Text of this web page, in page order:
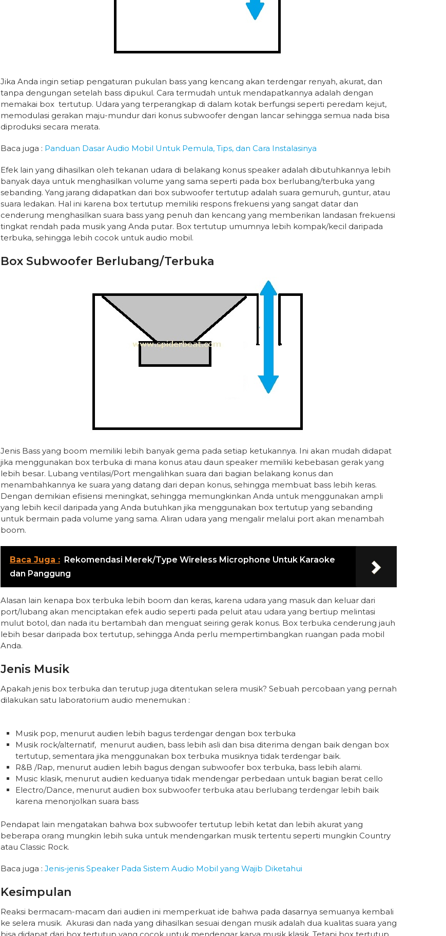
Jika Anda ingin setiap pengaturan pukulan bass yang kencang akan terdengar renyah, akurat, dan
tanpa dengungan setelah bass dipukul. Cara termudah untuk mendapatkannya adalah dengan
memakai box tertutup. Udara yang terperangkap di dalam kotak berfungsi seperti peredam kejut,
memodulasi gerakan maju-mundur dari konus subwoofer dengan lancar sehingga semua nada bisa
diproduksi secara merata.
Baca juga : Panduan Dasar Audio Mobil Untuk Pemula, Tips, dan Cara Instalasinya
Efek lain yang dihasilkan oleh tekanan udara di belakang konus speaker adalah dibutuhkannya lebih
banyak daya untuk menghasilkan volume yang sama seperti pada box berlubang/terbuka yang
sebanding. Yang jarang didapatkan dari box subwoofer tertutup adalah suara gemuruh, guntur, atau
suara ledakan. Hal ini karena box tertutup memiliki respons frekuensi yang sangat datar dan
cenderung menghasilkan suara bass yang penuh dan kencang yang memberikan landasan frekuensi
tingkat rendah pada musik yang Anda putar. Box tertutup umumnya lebih kompak/kecil daripada
terbuka, sehingga lebih cocok untuk audio mobil.
Box Subwoofer Berlubang/terbuka
Jenis Bass yang boom memiliki lebih banyak gema pada setiap ketukannya. Ini akan mudah didapat
jika menggunakan box terbuka di mana konus atau daun speaker memiliki kebebasan gerak yang
lebih besar. Lubang ventilasi/Port mengalihkan suara dari bagian belakang konus dan
menambahkannya ke suara yang datang dari depan konus, sehingga membuat bass lebih keras.
Dengan demikian efisiensi meningkat, sehingga memungkinkan Anda untuk menggunakan ampli
yang lebih kecil daripada yang Anda butuhkan jika menggunakan box tertutup yang sebanding
untuk bermain pada volume yang sama. Aliran udara yang mengalir melalui port akan menambah
boom.
Baca Juga : Rekomendasi Merek/Type Wireless Microphone Untuk Karaoke
dan Panggung
Alasan lain kenapa box terbuka lebih boom dan keras, karena udara yang masuk dan keluar dari
port/lubang akan menciptakan efek audio seperti pada peluit atau udara yang bertiup melintasi
mulut botol, dan nada itu bertambah dan menguat seiring gerak konus. Box terbuka cenderung jauh
lebih besar daripada box tertutup, sehingga Anda perlu mempertimbangkan ruangan pada mobil
Anda.
Jenis Musik
Apakah jenis box terbuka dan terutup juga ditentukan selera musik? Sebuah percobaan yang pernah
dilakukan satu laboratorium audio menemukan :
Musik pop, menurut audien lebih bagus terdengar dengan box terbuka
Musik rock/alternatif, menurut audien, bass lebih asli dan bisa diterima dengan baik dengan box
tertutup, sementara jika menggunakan box terbuka musiknya tidak terdengar baik.
R&B /Rap, menurut audien lebih bagus dengan subwoofer box terbuka, bass lebih alami.
Music klasik, menurut audien keduanya tidak mendengar perbedaan untuk bagian berat cello
Electro/Dance, menurut audien box subwoofer terbuka atau berlubang terdengar lebih baik
karena menonjolkan suara bass
Pendapat lain mengatakan bahwa box subwoofer tertutup lebih ketat dan lebih akurat yang
beberapa orang mungkin lebih suka untuk mendengarkan musik tertentu seperti mungkin Country
atau Classic Rock.
Baca juga : Jenis-jenis Speaker Pada Sistem Audio Mobil yang Wajib Diketahui
Kesimpulan
Reaksi bermacam-macam dari audien ini memperkuat ide bahwa pada dasarnya semuanya kembali
ke selera musik. Akurasi dan nada yang dihasilkan sesuai dengan musik adalah dua kualitas suara yang